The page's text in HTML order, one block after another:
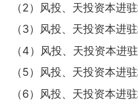
（2）风投、天投资本进
（3）风投、天投资本进
（4）风投、天投资本进
（5）风投、天投资本进
（6）风投、天投资本进